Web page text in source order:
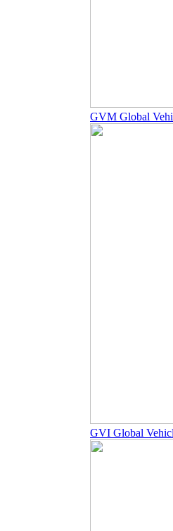
GVM Global
GVI Global